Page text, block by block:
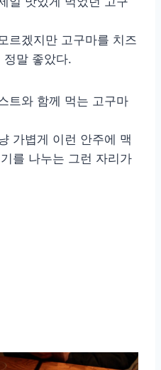
르겠지만 고구마를 치즈
정말 좋았다.
트와 함께 먹는 고구마
가볍게 이런 안주에 맥
를 나누는 그런 자리가